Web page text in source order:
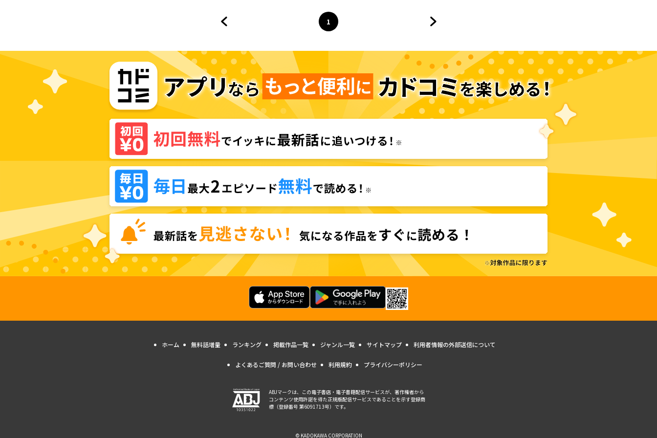
ページ
1
へ
ホーム 無料話増量 ランキング 掲載作品一覧 ジャンル一覧 サイトマップ 利用者情報の外部送信について
よくあるご質問 / お問い合わせ 利用規約 プライバシーポリシー
ABJマークは、この電子書店・電子書籍配信サービスが、著作権者から
コンテンツ使用許諾を得た正規版配信サービスであることを示す登録商
標（登録番号 第6091713号）です。
© KADOKAWA CORPORATION